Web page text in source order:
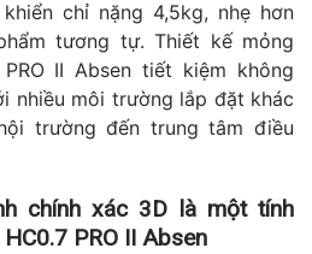
chỉ nặng 4,5kg, nhẹ hơn
tương tự. Thiết kế mỏng
II Absen tiết kiệm không
nhiều môi trường lắp đặt khác
trường đến trung tâm điều
chính xác 3D là một tính
PRO II Absen